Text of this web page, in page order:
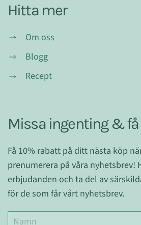
Hitta mer
Om oss
Blogg
Recept
Missa ingenting & få
Få 10% rabatt på ditt nästa köp
prenumerera på våra nyhetsbrev!
erbjudanden och ta del av
för de som får vårt nyhetsbrev.